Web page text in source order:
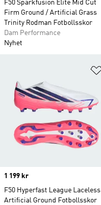
F50 Sparkfusion Elite Mid Cut
Firm Ground / Artificial Grass
Trinity Rodman Fotbollsskor
Dam Performance
Nyhet
Price
1 199 kr
F50 Hyperfast League Laceless
Artificial Ground Fotbollsskor